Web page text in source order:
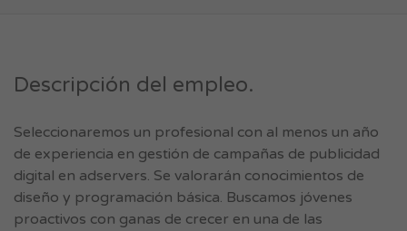
Descripción del empleo.
Seleccionaremos un profesional con al menos un año
de experiencia en gestión de campañas de publicidad
digital en adservers. Se valorarán conocimientos de
diseño y programación básica. Buscamos jóvenes
proactivos con ganas de crecer en una de las